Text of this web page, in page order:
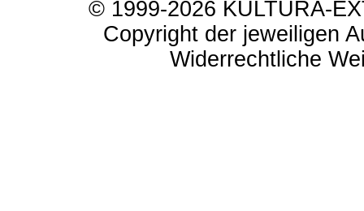
© 1999-2026 KULTURA-
Copyright der jeweiligen
Widerrechtliche